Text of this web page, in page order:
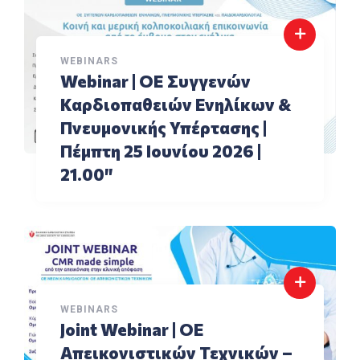
WEBINARS
Webinar | ΟΕ Συγγενών
Καρδιοπαθειών Ενηλίκων &
Πνευμονικής Υπέρτασης |
Πέμπτη 25 Ιουνίου 2026 |
21.00″
WEBINARS
Joint Webinar | ΟΕ
Aπεικονιστικών Τεχνικών –